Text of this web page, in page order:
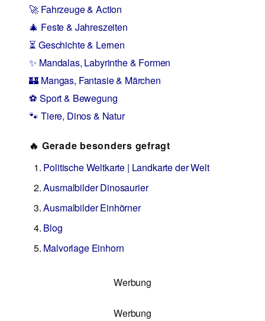
🚀 Fahrzeuge & Action
🎄 Feste & Jahreszeiten
⏳ Geschichte & Lernen
✨ Mandalas, Labyrinthe & Formen
🏰 Mangas, Fantasie & Märchen
⚽ Sport & Bewegung
🐾 Tiere, Dinos & Natur
🔥 Gerade besonders gefragt
Politische Weltkarte | Landkarte der Welt
Ausmalbilder Dinosaurier
Ausmalbilder Einhörner
Blog
Malvorlage Einhorn
Werbung
Werbung